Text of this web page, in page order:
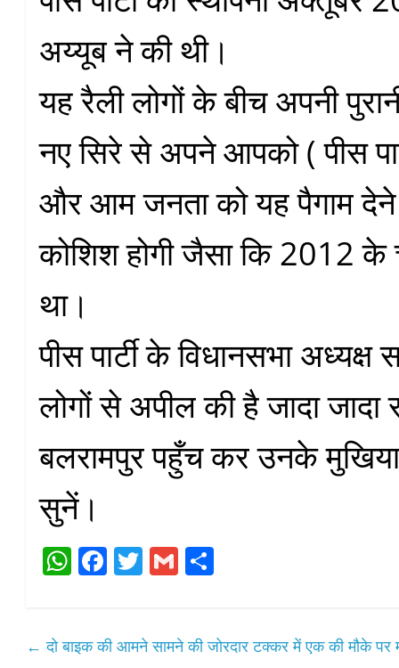
अय्यूब ने की थी।
यह रैली लोगों के बीच अपनी
नए सिरे से अपने आपको ( पीस
और आम जनता को यह पैगाम
कोशिश होगी जैसा कि 2012
था।
पीस पार्टी के विधानसभा अध्यक्ष
लोगों से अपील की है जादा जादा
बलरामपुर पहुँच कर उनके मुखिया
सुनें।
W
A
Fa
ok
T
r
G
← दो बाइक की आमने सामने की जोरदार टक्कर में एक की मौके पर